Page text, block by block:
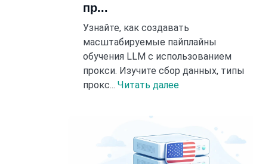
пр...
Узнайте, как создавать
масштабируемые пайплайны
обучения LLM с использованием
прокси. Изучите сбор данных, типы
прокс... Читать далее